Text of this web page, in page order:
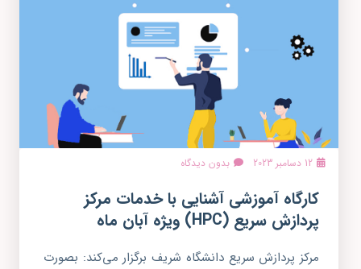
12 دسامبر 2023 بدون دیدگاه
کارگاه آموزشی آشنایی با خدمات مرکز
پردازش سریع (HPC) ویژه آبان ماه
مرکز پردازش سریع دانشگاه شریف برگزار می‌کند: بصورت